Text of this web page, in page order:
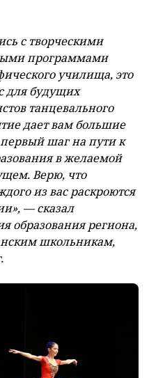
с творческими
программами
училища, это
для будущих
танцевального
дает вам большие
шаг на пути к
в желаемой
Верю, что
из вас раскроются
— сказал
образования региона,
школьникам,